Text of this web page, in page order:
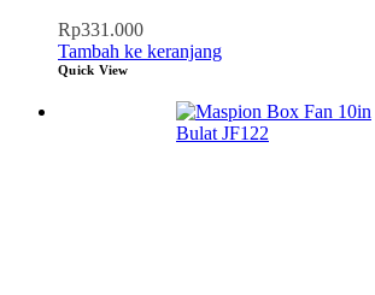
Rp331.000
Tambah ke keranjang
Quick View